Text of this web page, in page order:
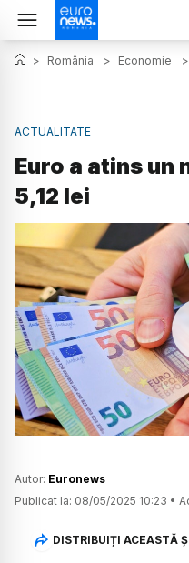
> România > Economie >
ACTUALITATE
Euro a atins un
5,12 lei
Autor: Euronews
Publicat la: 08/05/2025 10:23 •
DISTRIBUIȚI ACEASTĂ